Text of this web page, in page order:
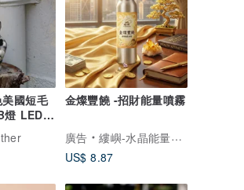
國短毛
燈 LED燈
金燦豐饒 -招財能量噴霧
廣告
縷嶼-水晶能量香氛蠟燭、聖木線香、香氛專賣
US$ 8.87